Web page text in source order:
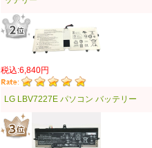
税込:6,840円
LG LBV7227E パソコン バッテリー